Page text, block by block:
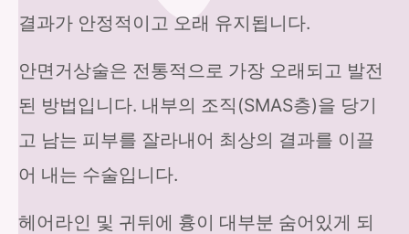
결과가 안정적이고 오래 유지됩니다.
안면거상술은 전통적으로 가장 오래되고 발전
된 방법입니다. 내부의 조직(SMAS층)을 당기
고 남는 피부를 잘라내어 최상의 결과를 이끌
어 내는 수술입니다.
헤어라인 및 귀뒤에 흉이 대부분 숨어있게 되